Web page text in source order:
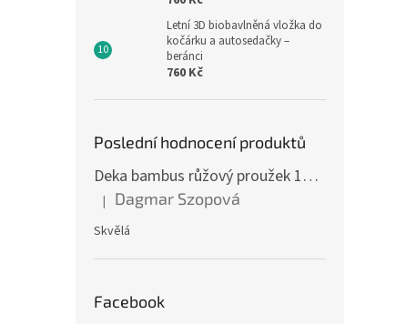
Letní 3D biobavlněná vložka do
kočárku a autosedačky –
beránci
760 Kč
Poslední hodnocení produktů
Deka bambus růžový proužek 160 x 200 cm
Hodnocení produktu je 5 z 5 hvězdiček.
| Dagmar Szopová
Skvělá
Facebook